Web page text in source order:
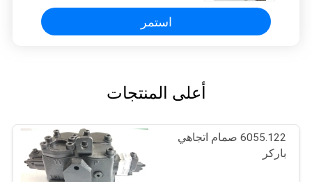
استمر
أعلى المنتجات
6055.122 صمام اتجاهي
باركر